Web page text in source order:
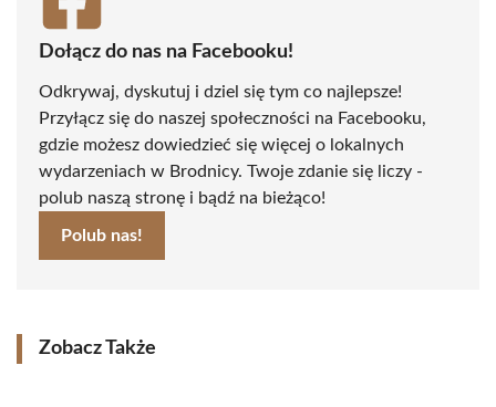
Dołącz do nas na Facebooku!
Odkrywaj, dyskutuj i dziel się tym co najlepsze!
Przyłącz się do naszej społeczności na Facebooku,
gdzie możesz dowiedzieć się więcej o lokalnych
wydarzeniach w Brodnicy. Twoje zdanie się liczy -
polub naszą stronę i bądź na bieżąco!
Polub nas!
Zobacz Także